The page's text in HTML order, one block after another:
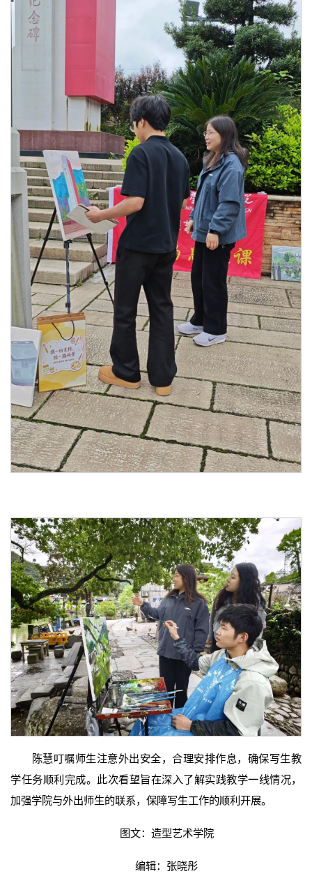
陈慧叮嘱师生注意外出安全，合理安排作息，确保写生教
学任务顺利完成。此次看望旨在深入了解实践教学一线情况，
加强学院与外出师生的联系，保障写生工作的顺利开展。
图文：造型艺术学院
编辑：张晓彤